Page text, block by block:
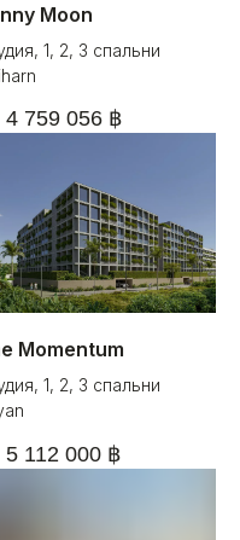
Moon
1, 2, 3 спальни
4 759 056 ฿
Momentum
1, 2, 3 спальни
5 112 000 ฿